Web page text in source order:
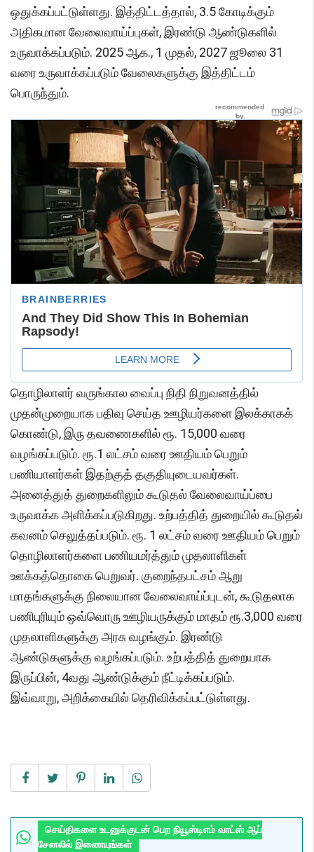
ஒதுக்கப்பட்டுள்ளது. இத்திட்டத்தால், 3.5 கோடிக்கும்
அதிகமான வேலைவாய்ப்புகள், இரண்டு ஆண்டுகளில்
உருவாக்கப்படும். 2025 ஆக., 1 முதல், 2027 ஜூலை 31
வரை உருவாக்கப்படும் வேலைகளுக்கு இத்திட்டம்
பொருந்தும்.
தொழிலாளர் வருங்கால வைப்பு நிதி நிறுவனத்தில்
முதன்முறையாக பதிவு செய்த ஊழியர்களை இலக்காகக்
கொண்டு, இரு தவணைகளில் ரூ. 15,000 வரை
வழங்கப்படும். ரூ.1 லட்சம் வரை ஊதியம் பெறும்
பணியாளர்கள் இதற்குத் தகுதியுடையவர்கள்.
அனைத்துத் துறைகளிலும் கூடுதல் வேலைவாய்ப்பை
உருவாக்க அளிக்கப்படுகிறது. உற்பத்தித் துறையில் கூடுதல்
கவனம் செலுத்தப்படும். ரூ. 1 லட்சம் வரை ஊதியம் பெறும்
தொழிலாளர்களை பணியமர்த்தும் முதலாளிகள்
ஊக்கத்தொகை பெறுவர். குறைந்தபட்சம் ஆறு
மாதங்களுக்கு நிலையான வேலைவாய்ப்புடன், கூடுதலாக
பணிபுரியும் ஒவ்வொரு ஊழியருக்கும் மாதம் ரூ.3,000 வரை
முதலாளிகளுக்கு அரசு வழங்கும். இரண்டு
ஆண்டுகளுக்கு வழங்கப்படும். உற்பத்தித் துறையாக
இருப்பின், 4வது ஆண்டுக்கும் நீட்டிக்கப்படும்.
இவ்வாறு, அறிக்கையில் தெரிவிக்கப்பட்டுள்ளது.
செய்திகளை உடனுக்குடன் பெற நியூஸ்டிஎம் வாட்ஸ் ஆப்
சேனலில் இணையுங்கள்